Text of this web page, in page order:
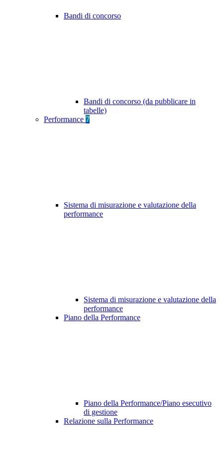
Bandi di concorso
Bandi di concorso (da pubblicare in
tabelle)
Performance 7
Sistema di misurazione e valutazione della
performance
Sistema di misurazione e valutazione della
performance
Piano della Performance
Piano della Performance/Piano esecutivo
di gestione
Relazione sulla Performance